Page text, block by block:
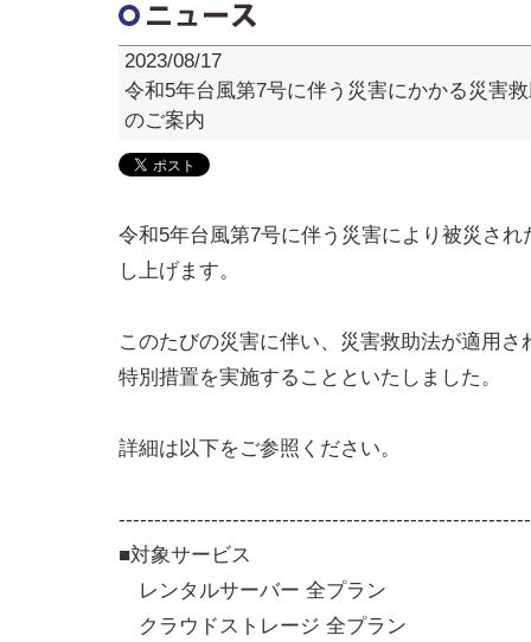
2023/08/17
令和5年台風第7号に伴う災害にかかる災害
のご案内
令和5年台風第7号に伴う災害により被災さ
し上げます。
このたびの災害に伴い、災害救助法が適用
特別措置を実施することといたしました。
詳細は以下をご参照ください。
■対象サービス
レンタルサーバー 全プラン
クラウドストレージ 全プラン